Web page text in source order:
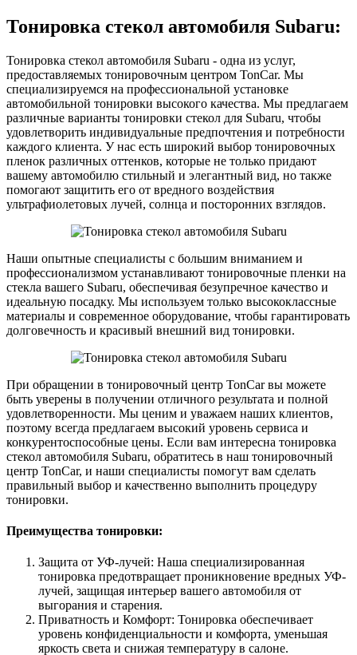
Тонировка стекол автомобиля Subaru:
Тонировка стекол автомобиля Subaru - одна из услуг,
предоставляемых тонировочным центром TonCar. Мы
специализируемся на профессиональной установке
автомобильной тонировки высокого качества. Мы предлагаем
различные варианты тонировки стекол для Subaru, чтобы
удовлетворить индивидуальные предпочтения и потребности
каждого клиента. У нас есть широкий выбор тонировочных
пленок различных оттенков, которые не только придают
вашему автомобилю стильный и элегантный вид, но также
помогают защитить его от вредного воздействия
ультрафиолетовых лучей, солнца и посторонних взглядов.
Наши опытные специалисты с большим вниманием и
профессионализмом устанавливают тонировочные пленки на
стекла вашего Subaru, обеспечивая безупречное качество и
идеальную посадку. Мы используем только высококлассные
материалы и современное оборудование, чтобы гарантировать
долговечность и красивый внешний вид тонировки.
При обращении в тонировочный центр TonCar вы можете
быть уверены в получении отличного результата и полной
удовлетворенности. Мы ценим и уважаем наших клиентов,
поэтому всегда предлагаем высокий уровень сервиса и
конкурентоспособные цены. Если вам интересна тонировка
стекол автомобиля Subaru, обратитесь в наш тонировочный
центр TonCar, и наши специалисты помогут вам сделать
правильный выбор и качественно выполнить процедуру
тонировки.
Преимущества тонировки:
Защита от УФ-лучей: Наша специализированная
тонировка предотвращает проникновение вредных УФ-
лучей, защищая интерьер вашего автомобиля от
выгорания и старения.
Приватность и Комфорт: Тонировка обеспечивает
уровень конфиденциальности и комфорта, уменьшая
яркость света и снижая температуру в салоне.